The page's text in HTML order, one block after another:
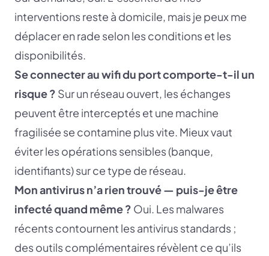
interventions reste à domicile, mais je peux me
déplacer en rade selon les conditions et les
disponibilités.
Se connecter au wifi du port comporte-t-il un
risque ? Sur un réseau ouvert, les échanges
peuvent être interceptés et une machine
fragilisée se contamine plus vite. Mieux vaut
éviter les opérations sensibles (banque,
identifiants) sur ce type de réseau.
Mon antivirus n’a rien trouvé — puis-je être
infecté quand même ? Oui. Les malwares
récents contournent les antivirus standards ;
des outils complémentaires révèlent ce qu’ils